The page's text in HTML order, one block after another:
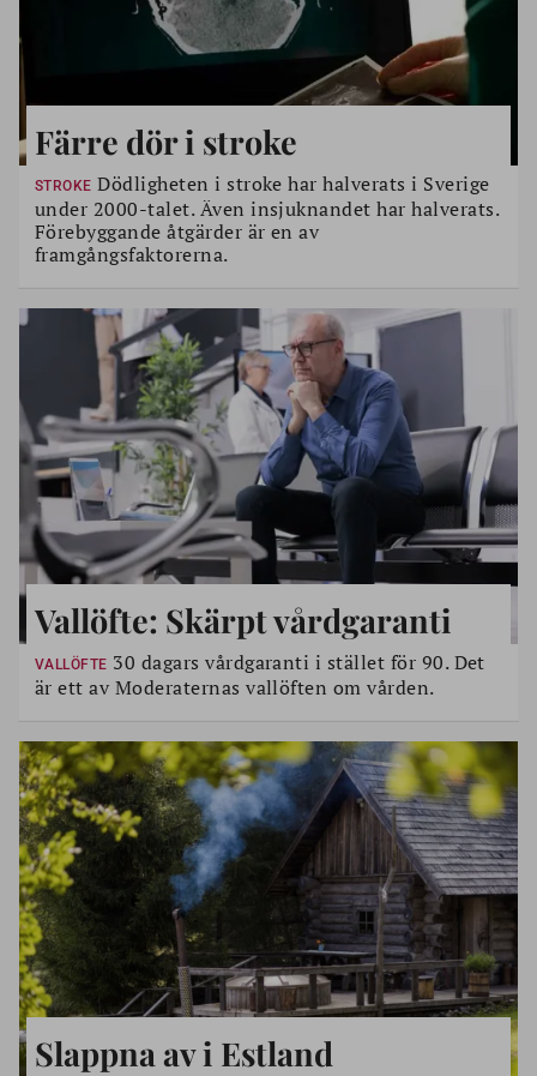
Färre dör i stroke
STROKE Dödligheten i stroke har halverats i Sverige
under 2000-talet. Även insjuknandet har halverats.
Förebyggande åtgärder är en av
framgångsfaktorerna.
Vallöfte: Skärpt vårdgaranti
VALLÖFTE 30 dagars vårdgaranti i stället för 90. Det
är ett av Moderaternas vallöften om vården.
Slappna av i Estland